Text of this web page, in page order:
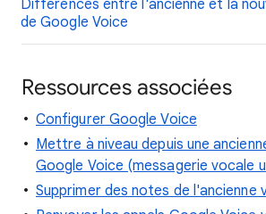
Différences entre l'ancienne et la
de Google Voice
Ressources associées
Configurer Google Voice
Mettre à niveau depuis une
Google Voice (messagerie vocale
Supprimer des notes de l'ancienne